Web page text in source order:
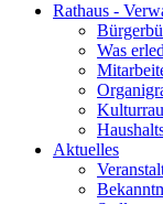
Rathaus -
Was
Aktuelles